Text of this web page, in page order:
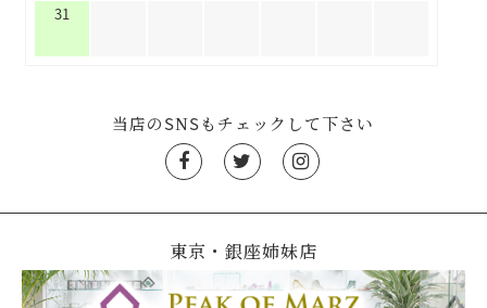
31
当店のSNSもチェックして下さい
東京・銀座姉妹店